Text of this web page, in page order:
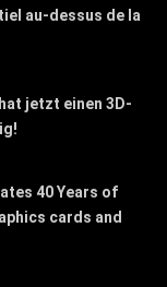
au-dessus de la
jetzt einen 3D-
40 Years of
cards and